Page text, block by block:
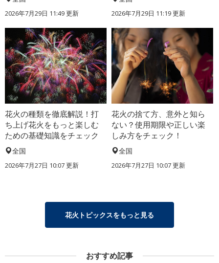
2026年7月29日 11:49 更新 2026年7月29日 11:19 更新
花火の種類を徹底解説！打
ち上げ花火をもっと楽しむ
ための基礎知識をチェック
全国
2026年7月27日 10:07 更新
花火の捨て方、意外と知ら
ない？使用期限や正しい楽
しみ方をチェック！
全国
2026年7月27日 10:07 更新
花火トピックスをもっと見る
おすすめ記事